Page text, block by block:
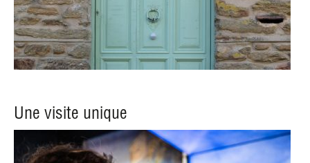
Une visite unique